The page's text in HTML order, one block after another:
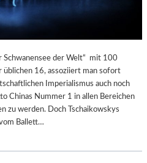
der Welt“ mit 100
üblichen 16, assoziiert man sofort
Imperialismus auch noch
Chinas Nummer 1 in allen Bereichen
zu werden. Doch Tschaikowskys
Ballett…